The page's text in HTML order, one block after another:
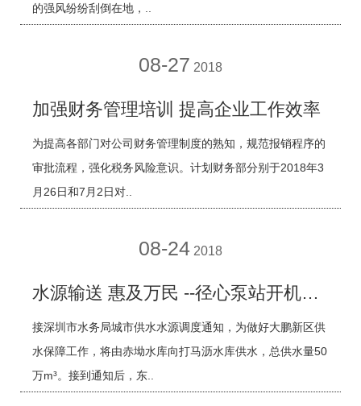
的强风纷纷刮倒在地，..
08-27 2018
加强财务管理培训 提高企业工作效率
为提高各部门对公司财务管理制度的熟知，规范报销程序的
审批流程，强化税务风险意识。计划财务部分别于2018年3
月26日和7月2日对..
08-24 2018
水源输送 惠及万民 --径心泵站开机运行
接深圳市水务局城市供水水源调度通知，为做好大鹏新区供
水保障工作，将由赤坳水库向打马沥水库供水，总供水量50
万m³。接到通知后，东..